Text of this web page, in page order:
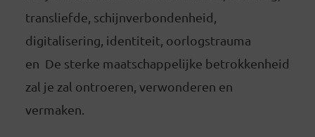
transliefde, schijnverbondenheid,
digitalisering, identiteit, oorlogstrauma
en De sterke maatschappelijke betrokkenheid
zal je zal ontroeren, verwonderen en
vermaken.